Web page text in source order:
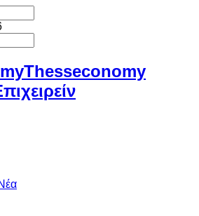
Thesseconomy